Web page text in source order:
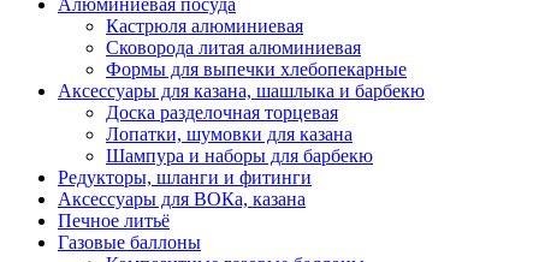
Алюминиевая посуда
Кастрюля алюминиевая
Сковорода литая алюминиевая
Формы для выпечки хлебопекарные
Аксессуары для казана, шашлыка и барбекю
Доска разделочная торцевая
Лопатки, шумовки для казана
Шампура и наборы для барбекю
Редукторы, шланги и фитинги
Аксессуары для ВОКа, казана
Печное литьё
Газовые баллоны